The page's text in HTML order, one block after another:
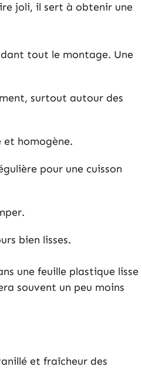
joli, il sert à obtenir une
tout le montage. Une
surtout autour des
et homogène.
pour une cuisson
bien lisses.
une feuille plastique lisse
souvent un peu moins
et fraîcheur des